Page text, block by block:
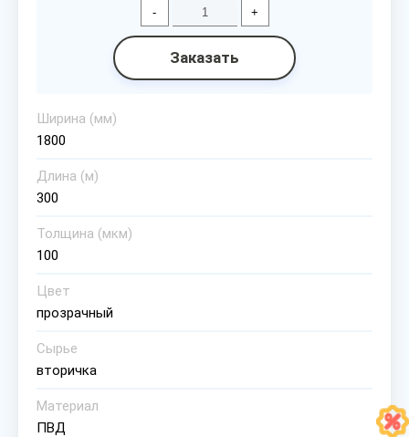
- +
Заказать
Ширина (мм)
1800
Длина (м)
300
Толщина (мкм)
100
Цвет
прозрачный
Сырье
вторичка
Материал
ПВД